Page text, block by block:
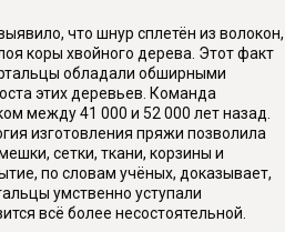
что шнур сплетён из волокон,
коры хвойного дерева. Этот факт
обладали обширными
этих деревьев. Команда
между 41 000 и 52 000 лет назад.
изготовления пряжи позволила
сетки, ткани, корзины и
по словам учёных, доказывает,
умственно уступали
всё более несостоятельной.